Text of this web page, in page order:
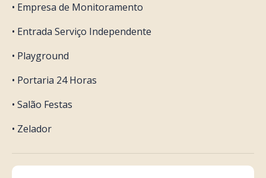
• Empresa de Monitoramento
• Entrada Serviço Independente
• Playground
• Portaria 24 Horas
• Salão Festas
• Zelador